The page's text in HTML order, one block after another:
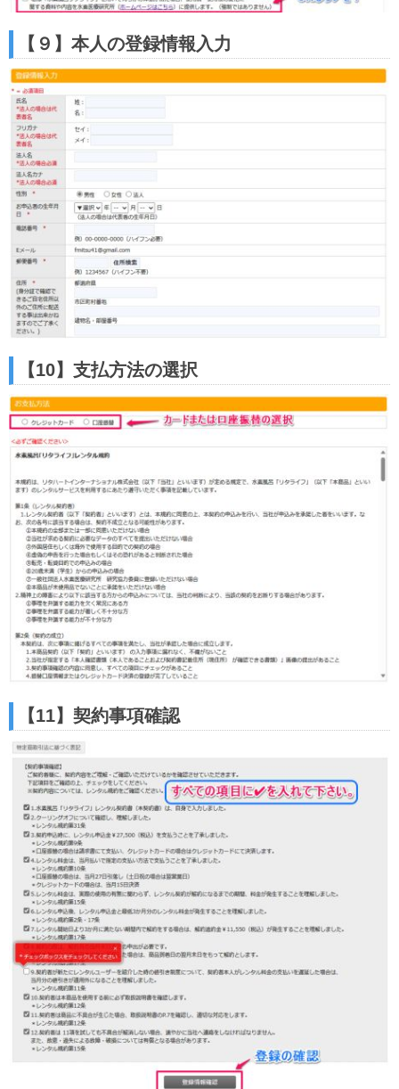
【９】本人の登録情報入力
【10】支払方法の選択
【11】契約事項確認